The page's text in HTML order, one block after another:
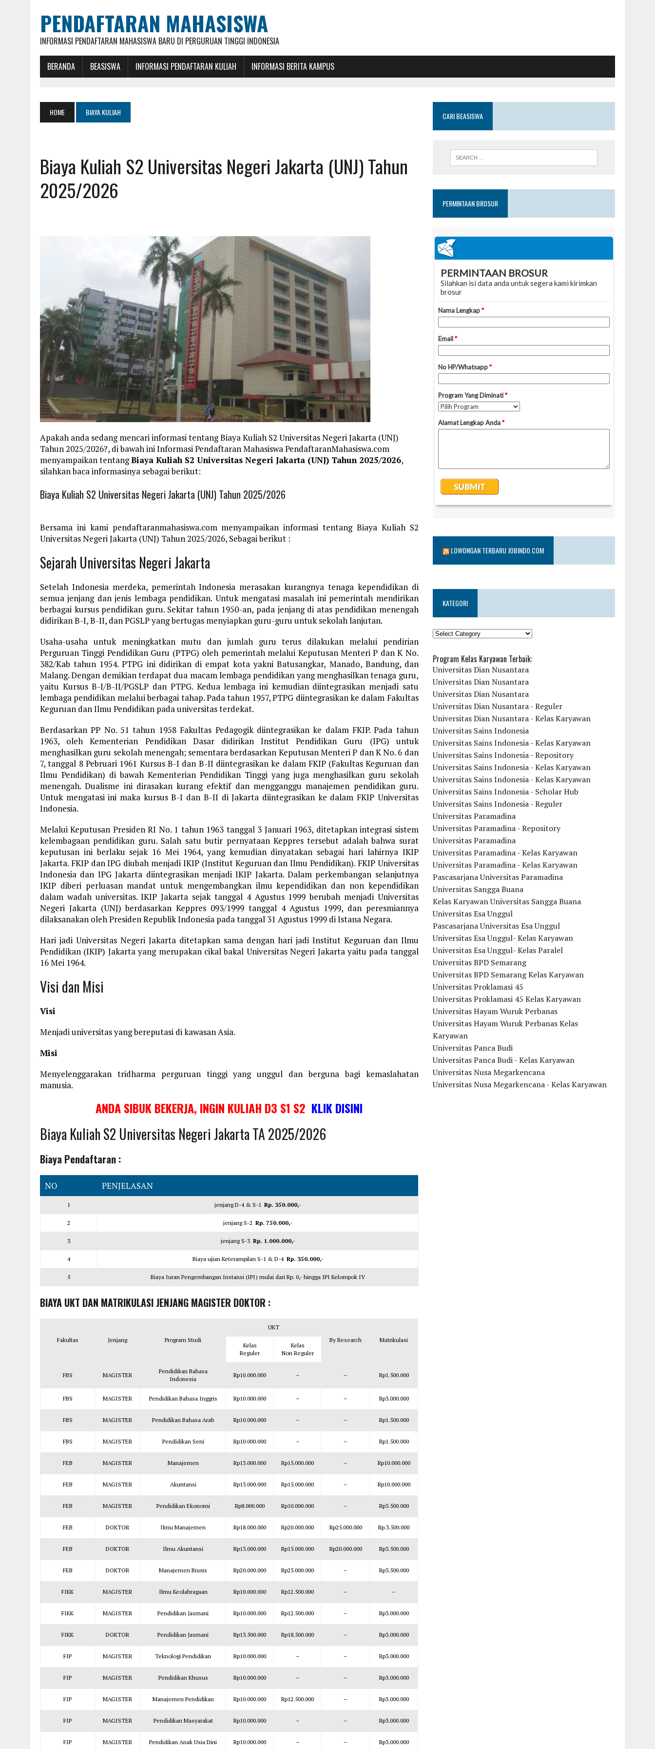
PENDAFTARAN MAHASISWA
INFORMASI PENDAFTARAN MAHASISWA BARU DI PERGURUAN TINGGI INDONESIA
BERANDA BEASISWA INFORMASI PENDAFTARAN KULIAH INFORMASI BERITA KAMPUS
HOME BIAYA KULIAH
Biaya Kuliah S2 Universitas Negeri Jakarta (UNJ) Tahun
2025/2026
Apakah anda sedang mencari informasi tentang Biaya Kuliah S2 Universitas Negeri Jakarta (UNJ)
Tahun 2025/2026?, di bawah ini Informasi Pendaftaran Mahasiswa PendaftaranMahasiswa.com
menyampaikan tentangBiaya Kuliah S2 Universitas Negeri Jakarta (UNJ) Tahun 2025/2026,
silahkan baca informasinya sebagai berikut:
Biaya Kuliah S2 Universitas Negeri Jakarta (UNJ) Tahun 2025/2026
Bersama ini kami pendaftaranmahasiswa.com menyampaikan informasi tentang Biaya Kuliah S2
Universitas Negeri Jakarta (UNJ) Tahun 2025/2026, Sebagai berikut :
Sejarah Universitas Negeri Jakarta
Setelah Indonesia merdeka, pemerintah Indonesia merasakan kurangnya tenaga kependidikan di
semua jenjang dan jenis lembaga pendidikan. Untuk mengatasi masalah ini pemerintah mendirikan
berbagai kursus pendidikan guru. Sekitar tahun 1950-an, pada jenjang di atas pendidikan menengah
didirikan B-I, B-II, dan PGSLP yang bertugas menyiapkan guru-guru untuk sekolah lanjutan.
Usaha-usaha untuk meningkatkan mutu dan jumlah guru terus dilakukan melalui pendirian
Perguruan Tinggi Pendidikan Guru (PTPG) oleh pemerintah melalui Keputusan Menteri P dan K No.
382/Kab tahun 1954. PTPG ini didirikan di empat kota yakni Batusangkar, Manado, Bandung, dan
Malang. Dengan demikian terdapat dua macam lembaga pendidikan yang menghasilkan tenaga guru,
yaitu Kursus B-I/B-II/PGSLP dan PTPG. Kedua lembaga ini kemudian diintegrasikan menjadi satu
lembaga pendidikan melalui berbagai tahap. Pada tahun 1957, PTPG diintegrasikan ke dalam Fakultas
Keguruan dan Ilmu Pendidikan pada universitas terdekat.
Berdasarkan PP No. 51 tahun 1958 Fakultas Pedagogik diintegrasikan ke dalam FKIP. Pada tahun
1963, oleh Kementerian Pendidikan Dasar didirikan Institut Pendidikan Guru (IPG) untuk
menghasilkan guru sekolah menengah; sementara berdasarkan Keputusan Menteri P dan K No. 6 dan
7, tanggal 8 Pebruari 1961 Kursus B-I dan B-II diintegrasikan ke dalam FKIP (Fakultas Keguruan dan
Ilmu Pendidikan) di bawah Kementerian Pendidikan Tinggi yang juga menghasilkan guru sekolah
menengah. Dualisme ini dirasakan kurang efektif dan mengganggu manajemen pendidikan guru.
Untuk mengatasi ini maka kursus B-I dan B-II di Jakarta diintegrasikan ke dalam FKIP Universitas
Indonesia.
Melalui Keputusan Presiden RI No. 1 tahun 1963 tanggal 3 Januari 1963, ditetapkan integrasi sistem
kelembagaan pendidikan guru. Salah satu butir pernyataan Keppres tersebut adalah bahwa surat
keputusan ini berlaku sejak 16 Mei 1964, yang kemudian dinyatakan sebagai hari lahirnya IKIP
Jakarta. FKIP dan IPG diubah menjadi IKIP (Institut Keguruan dan Ilmu Pendidikan). FKIP Universitas
Indonesia dan IPG Jakarta diintegrasikan menjadi IKIP Jakarta. Dalam perkembangan selanjutnya
IKIP diberi perluasan mandat untuk mengembangkan ilmu kependidikan dan non kependidikan
dalam wadah universitas. IKIP Jakarta sejak tanggal 4 Agustus 1999 berubah menjadi Universitas
Negeri Jakarta (UNJ) berdasarkan Keppres 093/1999 tanggal 4 Agustus 1999, dan peresmiannya
dilaksanakan oleh Presiden Republik Indonesia pada tanggal 31 Agustus 1999 di Istana Negara.
Hari jadi Universitas Negeri Jakarta ditetapkan sama dengan hari jadi Institut Keguruan dan Ilmu
Pendidikan (IKIP) Jakarta yang merupakan cikal bakal Universitas Negeri Jakarta yaitu pada tanggal
16 Mei 1964.
Visi dan Misi
Visi
Menjadi universitas yang bereputasi di kawasan Asia.
Misi
Menyelenggarakan tridharma perguruan tinggi yang unggul dan berguna bagi kemaslahatan
manusia.
ANDA SIBUK BEKERJA, INGIN KULIAH D3 S1 S2 KLIK DISINI
Biaya Kuliah S2 Universitas Negeri Jakarta TA 2025/2026
Biaya Pendaftaran :
NO PENJELASAN
1 jenjang D-4 & S-1 Rp. 350.000,-
2 jenjang S-2 Rp. 750.000,-
3 jenjang S-3 Rp. 1.000.000,-
4 Biaya ujian Keterampilan S-1 & D-4 Rp. 350.000,-
5 Biaya Iuran Pengembangan Instansi (IPI) mulai dari Rp. 0,- hingga IPI Kelompok IV
BIAYA UKT DAN MATRIKULASI JENJANG MAGISTER DOKTOR :
Fakultas Jenjang Program Studi
UKT
By Research
Matrikulasi
Kelas
Reguler
Kelas
Non Reguler
FBS MAGISTER
Pendidikan Bahasa
Indonesia
Rp10.000.000 – – Rp1.500.000
FBS MAGISTER Pendidikan Bahasa Inggris Rp10.000.000 – – Rp3.000.000
FBS MAGISTER Pendidikan Bahasa Arab Rp10.000.000 – – Rp1.500.000
FBS MAGISTER Pendidikan Seni Rp10.000.000 – – Rp1.500.000
FEB MAGISTER Manajemen Rp13.000.000 Rp15.000.000 – Rp10.000.000
FEB MAGISTER Akuntansi Rp13.000.000 Rp15.000.000 – Rp10.000.000
FEB MAGISTER Pendidikan Ekonomi Rp8.000.000 Rp10.000.000 – Rp3.500.000
FEB DOKTOR Ilmu Manajemen Rp18.000.000 Rp20.000.000 Rp25.000.000 Rp.3.500.000
FEB DOKTOR Ilmu Akuntansi Rp13.000.000 Rp15.000.000 Rp20.000.000 Rp3.500.000
FEB DOKTOR Manajemen Bisnis Rp20.000.000 Rp25.000.000 – Rp3.500.000
FIKK MAGISTER Ilmu Keolahragaan Rp10.000.000 Rp12.500.000 – –
FIKK MAGISTER Pendidikan Jasmani Rp10.000.000 Rp12.500.000 – Rp3.000.000
FIKK DOKTOR Pendidikan Jasmani Rp13.500.000 Rp18.500.000 – Rp3.000.000
FIP MAGISTER Teknologi Pendidikan Rp10.000.000 – – Rp3.000.000
FIP MAGISTER Pendidikan Khusus Rp10.000.000 – – Rp3.000.000
FIP MAGISTER Manajemen Pendidikan Rp10.000.000 Rp12.500.000 – Rp3.000.000
FIP MAGISTER Pendidikan Masyarakat Rp10.000.000 – – Rp3.000.000
FIP MAGISTER Pendidikan Anak Usia Dini Rp10.000.000 – – Rp3.000.000
CARI BEASISWA
PERMINTAAN BROSUR
LOWONGAN TERBARU JOBINDO.COM
KATEGORI
KATEGORI
Program Kelas Karyawan Terbaik:
Universitas Dian Nusantara
Universitas Dian Nusantara
Universitas Dian Nusantara
Universitas Dian Nusantara - Reguler
Universitas Dian Nusantara - Kelas Karyawan
Universitas Sains Indonesia
Universitas Sains Indonesia - Kelas Karyawan
Universitas Sains Indonesia - Repository
Universitas Sains Indonesia - Kelas Karyawan
Universitas Sains Indonesia - Kelas Karyawan
Universitas Sains Indonesia - Scholar Hub
Universitas Sains Indonesia - Reguler
Universitas Paramadina
Universitas Paramadina - Repository
Universitas Paramadina
Universitas Paramadina - Kelas Karyawan
Universitas Paramadina - Kelas Karyawan
Pascasarjana Universitas Paramadina
Universitas Sangga Buana
Kelas Karyawan Universitas Sangga Buana
Universitas Esa Unggul
Pascasarjana Universitas Esa Unggul
Universitas Esa Unggul- Kelas Karyawan
Universitas Esa Unggul- Kelas Paralel
Universitas BPD Semarang
Universitas BPD Semarang Kelas Karyawan
Universitas Proklamasi 45
Universitas Proklamasi 45 Kelas Karyawan
Universitas Hayam Wuruk Perbanas
Universitas Hayam Wuruk Perbanas Kelas
Karyawan
Universitas Panca Budi
Universitas Panca Budi - Kelas Karyawan
Universitas Nusa Megarkencana
Universitas Nusa Megarkencana - Kelas Karyawan